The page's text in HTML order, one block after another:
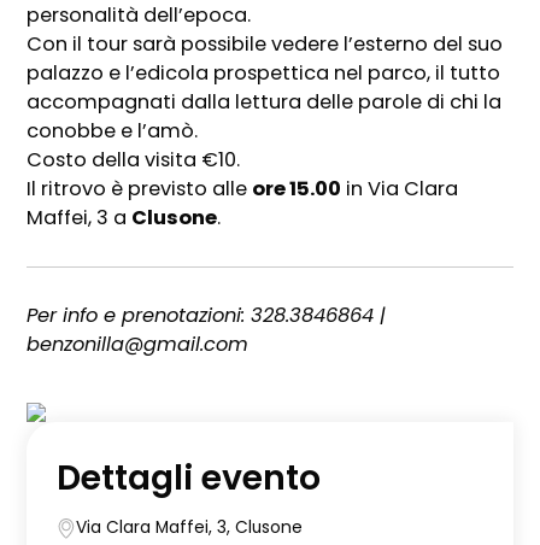
personalità dell’epoca.
Con il tour sarà possibile vedere l’esterno del suo
palazzo e l’edicola prospettica nel parco, il tutto
accompagnati dalla lettura delle parole di chi la
conobbe e l’amò.
Costo della visita €10.
Il ritrovo è previsto alle ore 15.00 in Via Clara
Maffei, 3 a Clusone.
Per info e prenotazioni: 328.3846864 |
benzonilla@gmail.com
Dettagli evento
Via Clara Maffei, 3, Clusone